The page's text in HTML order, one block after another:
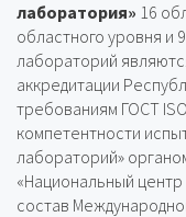
лаборатория» 16
областного уровня и
лабораторий
аккредитации
требованиям ГОСТ
компетентности
лабораторий»
«Национальный центр
состав